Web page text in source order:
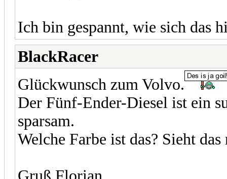
Ich bin gespannt, wie sich das
BlackRacer
Glückwunsch zum Volvo.
Der Fünf-Ender-Diesel ist ein
sparsam.
Welche Farbe ist das? Sieht